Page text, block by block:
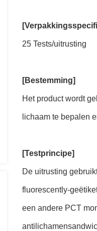
25 Tests/uitrusting
[Bestemming]
Het product wordt
lichaam te bepalen
[Testprincipe]
De uitrusting
fluorescently-
een andere PCT